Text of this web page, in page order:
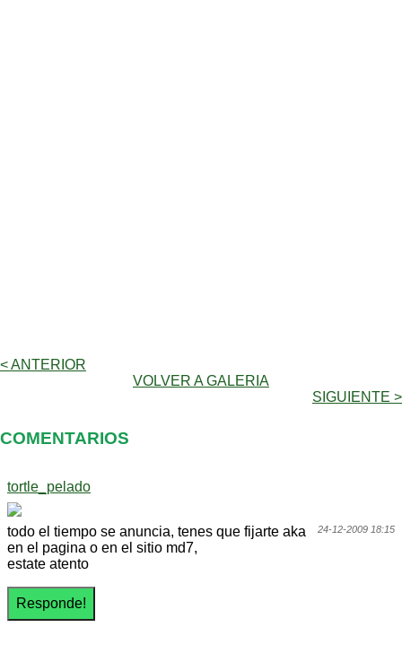
< ANTERIOR
VOLVER A GALERIA
SIGUIENTE >
COMENTARIOS
tortle_pelado
24-12-2009 18:15
todo el tiempo se anuncia, tenes que fijarte aka
en el pagina o en el sitio md7,
estate atento